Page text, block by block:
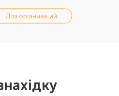
Для организаций